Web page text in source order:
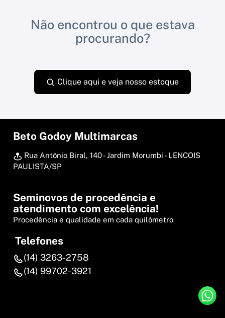
Não encontrou o que estava
procurando?
Clique aqui e veja nosso estoque
Beto Godoy Multimarcas
Rua Antônio Biral, 140 - Jardim Morumbi - LENCOIS
PAULISTA/SP
Seminovos de procedência e
atendimento com excelência!
Procedência e qualidade em cada quilômetro
Telefones
(14) 3263-2758
(14) 99702-3921